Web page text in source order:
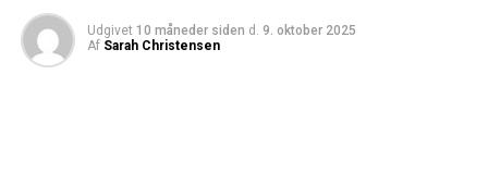
Udgivet 10 måneder siden d. 9. oktober 2025
Af Sarah Christensen